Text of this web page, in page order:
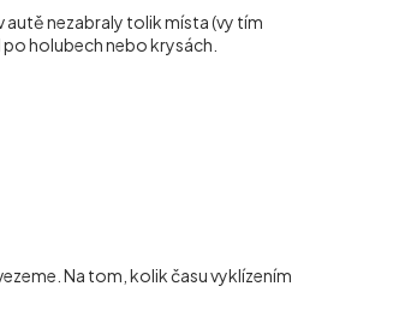
autě nezabraly tolik místa (vy tím
holubech nebo krysách.
Na tom, kolik času vyklízením